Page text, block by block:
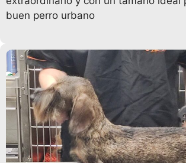
buen perro urbano